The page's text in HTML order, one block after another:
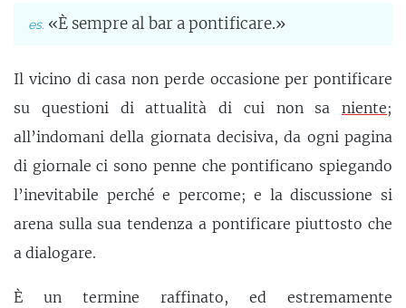
«È sempre al bar a pontificare.»
Il vicino di casa non perde occasione per pontificare
su questioni di attualità di cui non sa niente;
all’indomani della giornata decisiva, da ogni pagina
di giornale ci sono penne che pontificano spiegando
l’inevitabile perché e percome; e la discussione si
arena sulla sua tendenza a pontificare piuttosto che
a dialogare.
È un termine raffinato, ed estremamente